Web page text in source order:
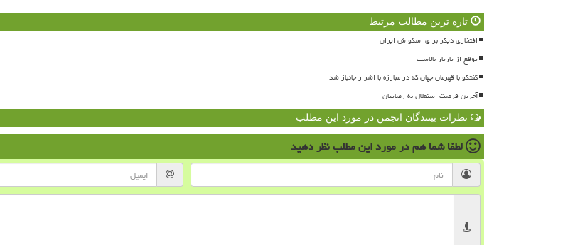
تازه ترین مطالب مرتبط
افتخاری دیگر برای اسکواش ایران
توقع از تارتار بالاست
گفتگو با قهرمان جهان که در مبارزه با اشرار جانباز شد
آخرین فرصت استقلال به رضاییان
نظرات بینندگان انجمن در مورد این مطلب
لطفا شما همدر مورد این مطلبنظر دهید